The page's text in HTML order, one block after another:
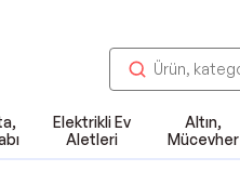
Elektrikli Ev
Aletleri
Altın,
Mücevher